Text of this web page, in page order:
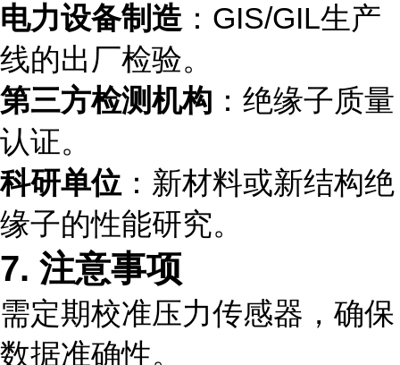
电力设备制造 ：GIS/GIL生产
线的出厂检验。
第三方检测机构 ：绝缘子质量
认证。
科研单位 ：新材料或新结构绝
缘子的性能研究。
7. 注意事项
需定期校准压力传感器，确保
数据准确性。